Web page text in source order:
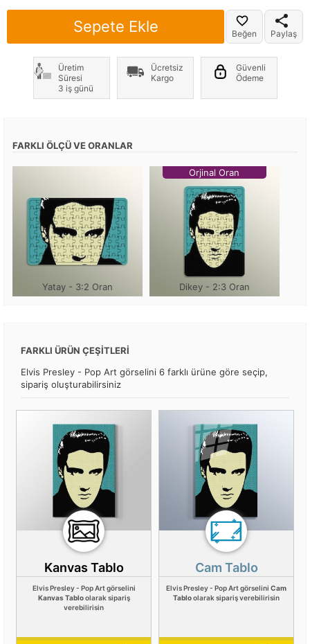
Sepete Ekle Beğen Paylaş
Üretim
Süresi
3 iş günü
Ücretsiz
Kargo
Güvenli
Ödeme
FARKLI ÖLÇÜ VE ORANLAR
Yatay - 3:2 Oran
Orjinal Oran
Dikey - 2:3 Oran
FARKLI ÜRÜN ÇEŞİTLERİ
Elvis Presley - Pop Art görselini 6 farklı ürüne göre seçip,
sipariş oluşturabilirsiniz
Kanvas Tablo
Elvis Presley - Pop Art görselini
Kanvas Tabloolarak sipariş
verebilirisin
Cam Tablo
Elvis Presley - Pop Art görselini Cam
Tabloolarak sipariş verebilirisin